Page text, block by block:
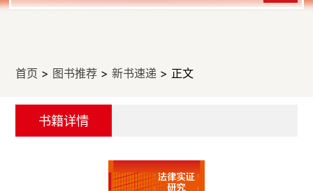
首页 > 图书推荐 >新书速递 > 正文
书籍详情